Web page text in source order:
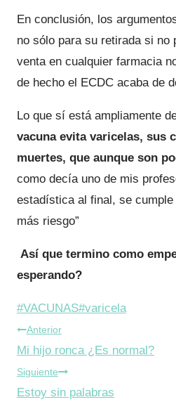
En conclusión, los
no sólo para su retirada si no
venta en cualquier farmacia
de hecho el ECDC acaba de
Lo que sí está ampliamente
vacuna evita varicelas, sus
muertes, que aunque son
como decía uno de mis
estadística al final, se
más riesgo”
Así que termino como
esperando?
Etiquetas
de
la
entrada:
#VACUNAS#varicela
Navegación
de
entradas
Anterior
Mi hijo ronca ¿Es normal?
Siguiente
Estoy sin palabras